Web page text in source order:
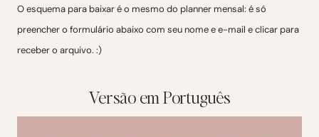
O esquema para baixar é o mesmo do planner mensal: é só
preencher o formulário abaixo com seu nome e e-mail e clicar para
receber o arquivo. :)
Versão em Português